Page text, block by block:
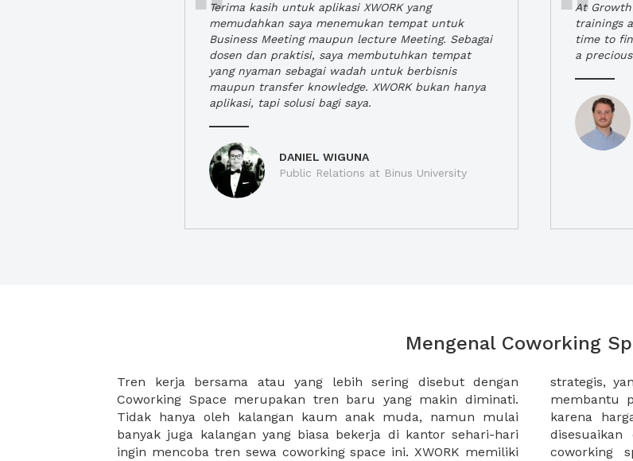
Terima kasih untuk aplikasi XWORK yang
memudahkan saya menemukan tempat untuk
Business Meeting maupun lecture Meeting. Sebagai
dosen dan praktisi, saya membutuhkan tempat
yang nyaman sebagai wadah untuk berbisnis
maupun transfer knowledge. XWORK bukan hanya
aplikasi, tapi solusi bagi saya.
DANIEL WIGUNA
Public Relations at Binus University
At
trainings
time to
a
Mengenal Coworking
Tren kerja bersama atau yang lebih sering disebut dengan
Coworking Space merupakan tren baru yang makin diminati.
Tidak hanya oleh kalangan kaum anak muda, namun mulai
banyak juga kalangan yang biasa bekerja di kantor sehari-hari
ingin mencoba tren sewa coworking space ini. XWORK memiliki
strategis, yang tersebar di berbagai kota di Indonesia. XWORK
membantu para wirausaha muda bekerja di coworking space
karena harga yang ditawarkan sangat terjangkau dan dapat
disesuaikan dengan budget masing-masing. Selain itu sewa
coworking space di XWORK akan membantu Anda untuk